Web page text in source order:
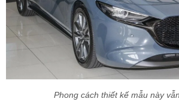
Phong cách thiết kế mẫu này